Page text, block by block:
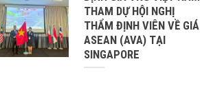
THAM DỰ HỘI NGHỊ
THẨM ĐỊNH VIÊN VỀ GIÁ
ASEAN (AVA) TẠI
SINGAPORE